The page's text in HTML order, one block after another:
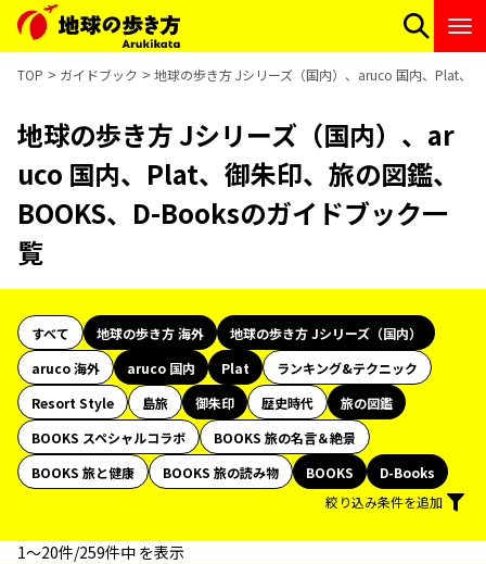
TOP ガイドブック 地球の歩き方 Jシリーズ（国内）、aruco 国内、Plat、
地球の歩き方 Jシリーズ（国内）、ar
uco 国内、Plat、御朱印、旅の図鑑、
BOOKS、D-Booksのガイドブック一
覧
すべて 地球の歩き方 海外
地球の歩き方 Jシリーズ（国内）
aruco 海外
aruco 国内 Plat
ランキング&テクニック
Resort Style
島旅 御朱印 歴史時代
旅の図鑑
BOOKS スペシャルコラボ
BOOKS 旅の名言＆絶景
BOOKS 旅と健康
BOOKS 旅の読み物 BOOKS
D-Books
絞り込み条件を追加
1〜20件/259件中 を表示